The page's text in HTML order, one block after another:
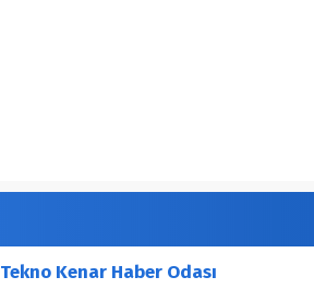
Tekno Kenar Haber Odası